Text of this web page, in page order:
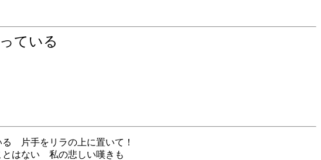
っている
る 片手をリラの上に置いて！
とはない 私の悲しい嘆きも